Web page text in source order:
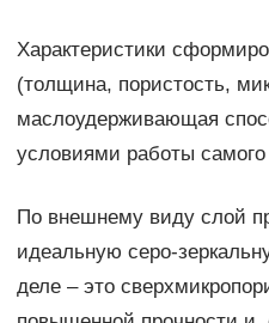
Характеристики
(толщина, пористость,
маслоудерживающая
условиями работы самого
По внешнему виду слой
идеальную серо-
деле – это